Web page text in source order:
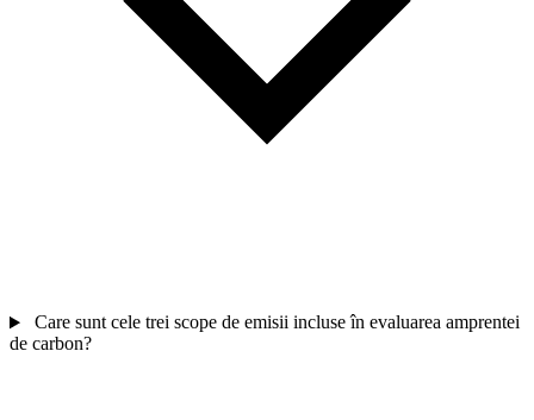
Care sunt cele trei scope de emisii incluse în evaluarea amprentei
de carbon?